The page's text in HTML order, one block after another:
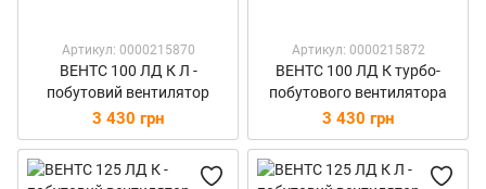
Артикул: 0000215870
ВЕНТС 100 ЛД К Л -
побутовий вентилятор
3 430 грн
Артикул: 0000215872
ВЕНТС 100 ЛД К турбо-
побутового вентилятора
3 430 грн